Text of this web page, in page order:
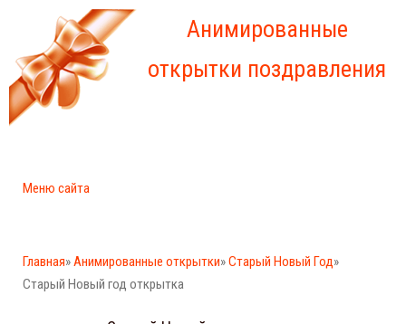
Анимированные
открытки поздравления
Меню сайта
Главная»Анимированные открытки»Старый Новый Год»
Старый Новый год открытка